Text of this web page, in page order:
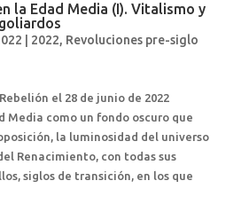
la Edad Media (I). Vitalismo y
2022, Revoluciones pre-siglo
el 28 de junio de 2022
Media como un fondo oscuro que
la luminosidad del universo
Renacimiento, con todas sus
siglos de transición, en los que